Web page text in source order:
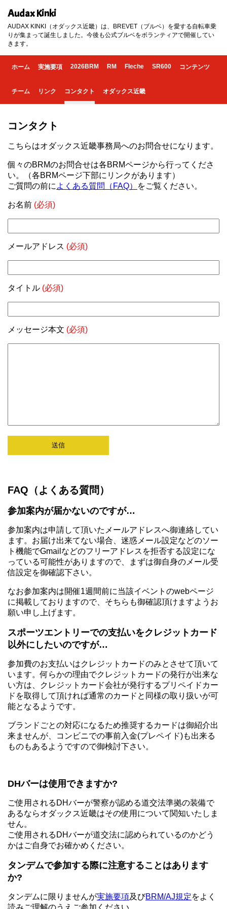
Audax Kinki
AUDAX KINKI（オダックス近畿）は、BREVET（ブルベ）を愛する自転車乗
りが集まって誕生しました。今後も公式ブルベをボランティアで開催してい
きます。
ホーム 実施要項 2026BRM RM Fleche SR600 コンテンツ
チーム リンク コンタクト オダックス近畿
コンタクト
こちらはオダックス近畿事務局へのお問合せになります。
個々のBRMのお問合せは各BRMページから行ってくださ
い。（各BRMページ下部にリンクがあります）
ご質問の前に よくある質問（FAQ） をご覧ください。
お名前 (必須)
メールアドレス (必須)
タイトル (必須)
メッセージ本文 (必須)
FAQ（よくある質問）
参加案内が届かないのですが…
参加案内は申請して頂いたメールアドレスへ御連絡してい
ます。お届け出来てない場合、迷惑メール設定などのソー
ト機能でGmailなどのフリーアドレスを拒否する設定にな
っている可能性がありますので、まずは御自身のメール受
信設定を御確認下さい。
なお参加案内は開催1週間前に当該イベントのwebページ
に掲載しておりますので、そちらも御確認頂けますようお
願い申し上げます。
スポーツエントリーでの支払いをクレジットカード
以外にしたいのですが…
参加費のお支払いはクレジットカードのみとさせて頂いて
います。何らかの理由でクレジットカードの発行が出来な
い方は、クレジットカード会社が発行するプリペイドカー
ドを取得して頂ければ通常のカードと同様の取り扱いが可
能となるようです。
ブランドごとの対応になるため推奨するカードは御紹介出
来ませんが、コンビニでの事前入金(プレペイド)も出来る
ものもあるようですので御検討下さい。
DHバーは使用できますか?
ご使用されるDHバーが警察が認める道交法準拠の装備で
あるならオダックス近畿はその使用について関知いたしま
せん。
ご使用されるDHバーが道交法に認められているのかどう
かはご自身でお確かめください。
タンデムで参加する際に注意することはあります
か?
タンデムに限りませんが実施要項及びBRM/AJ規定をよく
読みご理解のうえご参加ください。